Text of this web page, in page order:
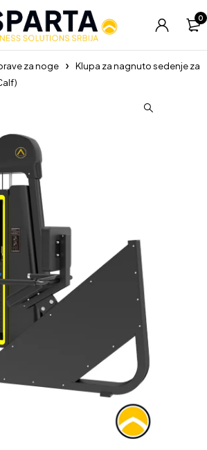
0
za noge
Klupa za nagnuto sedenje za